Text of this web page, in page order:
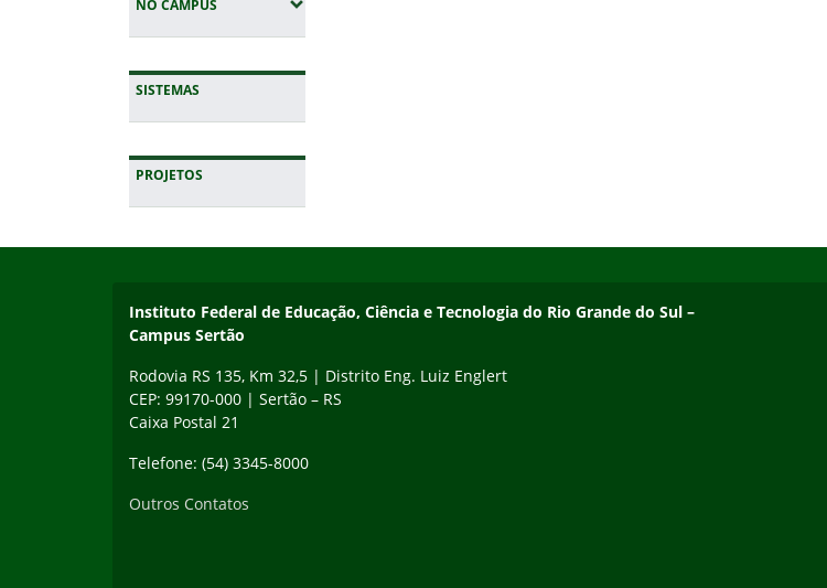
NO CAMPUS (EXPANDIR SUBMENUS)
SISTEMAS
PROJETOS
Instituto Federal de Educação, Ciência e Tecnologia do Rio Grande do Sul –
Campus Sertão
Rodovia RS 135, Km 32,5 | Distrito Eng. Luiz Englert
CEP: 99170-000 | Sertão – RS
Caixa Postal 21
Telefone: (54) 3345-8000
Outros Contatos